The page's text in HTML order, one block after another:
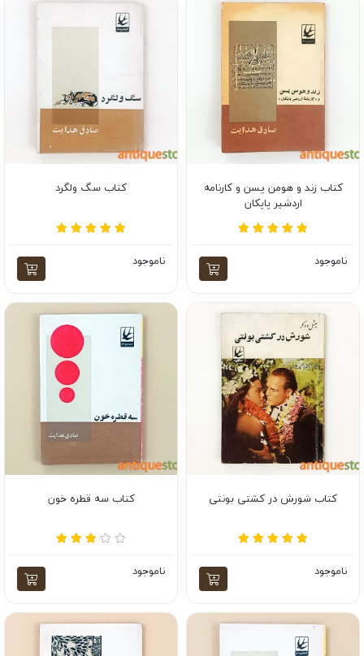
کتاب زند و هومن یسن و کارنامه
اردشیر پاپکان
ناموجود
کتاب سگ ولگرد
ناموجود
کتاب شورش در کشتی بونتی
ناموجود
کتاب سه قطره خون
ناموجود